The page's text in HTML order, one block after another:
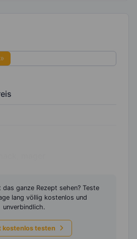
ganze Rezept sehen? Teste
lang völlig kostenlos und
unverbindlich.
kostenlos testen